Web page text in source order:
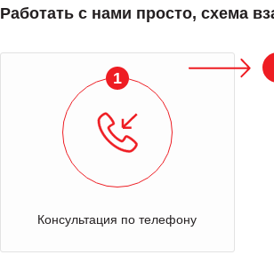
Работать с нами просто, схема
1
Консультация по телефону